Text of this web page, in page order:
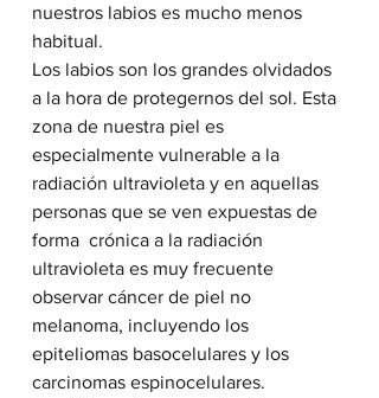
nuestros labios es mucho menos
habitual.
Los labios son los grandes olvidados
a la hora de protegernos del sol. Esta
zona de nuestra piel es
especialmente vulnerable a la
radiación ultravioleta y en aquellas
personas que se ven expuestas de
forma  crónica a la radiación
ultravioleta es muy frecuente
observar cáncer de piel no
melanoma, incluyendo los
epiteliomas basocelulares y los
carcinomas espinocelulares.